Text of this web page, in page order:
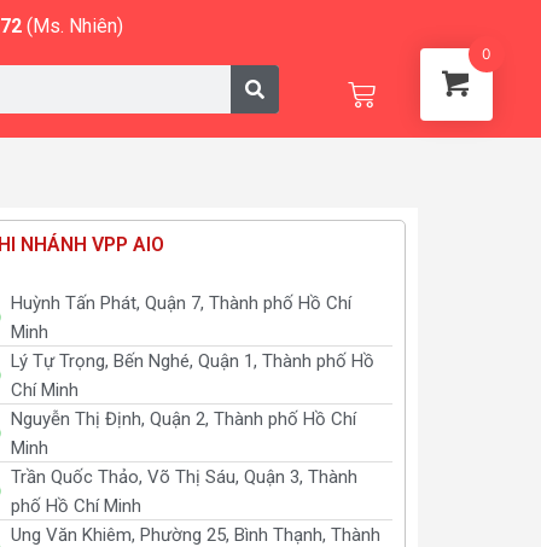
(Ms. Nhiên)
Cart
NHÁNH VPP AIO
Huỳnh Tấn Phát, Quận 7, Thành phố Hồ Chí
Minh
Lý Tự Trọng, Bến Nghé, Quận 1, Thành phố Hồ
Chí Minh
Nguyễn Thị Định, Quận 2, Thành phố Hồ Chí
Minh
Trần Quốc Thảo, Võ Thị Sáu, Quận 3, Thành
phố Hồ Chí Minh
Ung Văn Khiêm, Phường 25, Bình Thạnh, Thành
0